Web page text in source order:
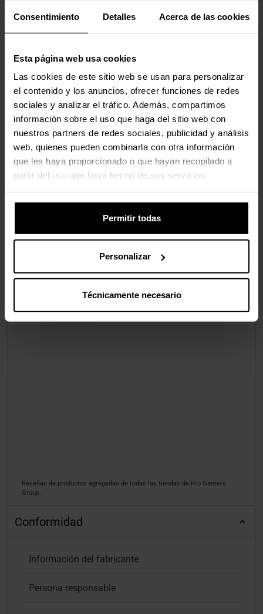
Consentimiento Detalles Acerca de las cookies
Esta página web usa cookies
Las cookies de este sitio web se usan para personalizar
el contenido y los anuncios, ofrecer funciones de redes
sociales y analizar el tráfico. Además, compartimos
información sobre el uso que haga del sitio web con
nuestros partners de redes sociales, publicidad y análisis
web, quienes pueden combinarla con otra información
que les haya proporcionado o que hayan recopilado a
partir del uso que haya hecho de sus servicios.
Permitir todas
Personalizar
Técnicamente necesario
Valoraciones
Reseñas de productos agregadas de todas las tiendas de Pro Gamers
Group.
Conformidad
Información del fabricante
Persona responsable